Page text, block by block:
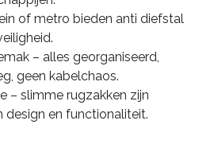
of metro bieden anti diefstal
– alles georganiseerd,
geen kabelchaos.
– slimme rugzakken zijn
design en functionaliteit.